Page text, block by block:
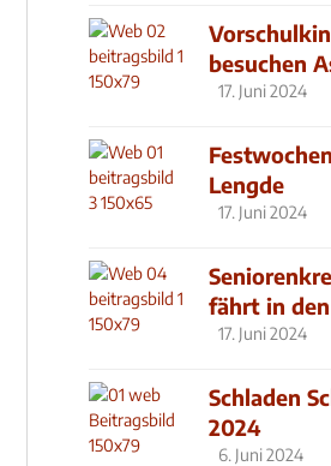
besuchen
Klinik
17. Juni 2024
Lengde
17. Juni 2024
fährt in
17. Juni 2024
Schladen
2024
6. Juni 2024